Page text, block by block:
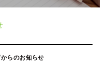
らのお知らせ